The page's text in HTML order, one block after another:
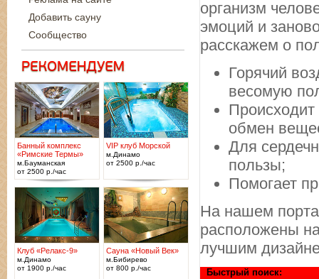
организм
эмоций и
расскажем о
Горячий
весомую
Происходит
обмен
Для
пользы;
Помогает
На нашем
расположены
лучшим
Быстрый поиск:
Добавить сауну
Сообщество
Банный комплекс
«Римские Термы»
м.Бауманская
от 2500 р./час
VIP клуб Морской
м.Динамо
от 2500 р./час
Клуб «Релакс-9»
м.Динамо
от 1900 р./час
Сауна «Новый Век»
м.Бибирево
от 800 р./час